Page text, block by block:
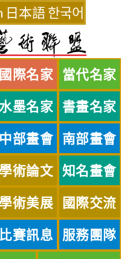
日本語한국어
國際名家 當代名家
墨名家 書畫名家
中部畫會 南部畫會
學術論文 知名畫會
學術美展 國際交流
比賽訊息 服務團隊